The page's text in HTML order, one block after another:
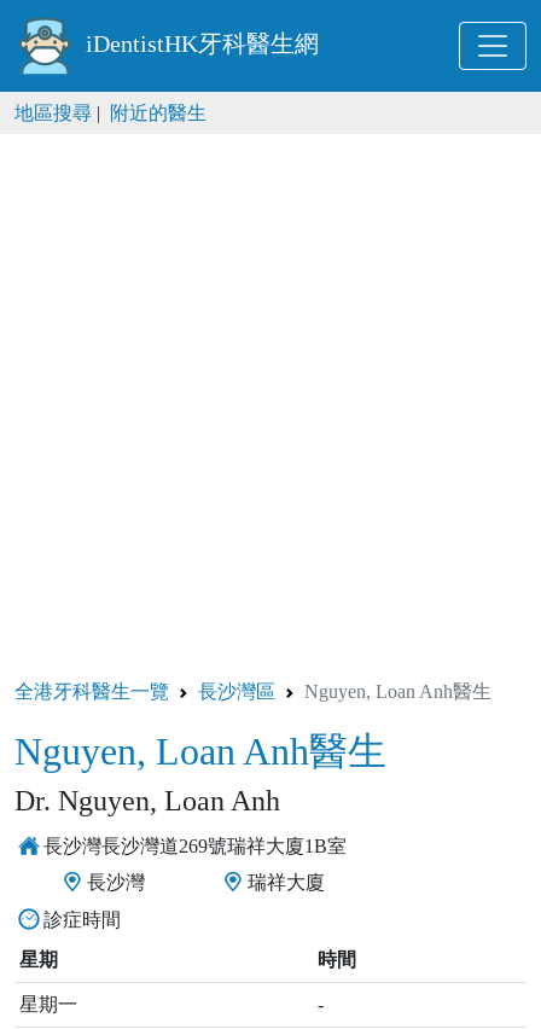
iDentistHK牙科醫生網
地區搜尋 | 附近的醫生
全港牙科醫生一覽 長沙灣區 Nguyen, Loan Anh醫生
Nguyen, Loan Anh醫生
Dr. Nguyen, Loan Anh
長沙灣長沙灣道269號瑞祥大廈1B室
長沙灣
瑞祥大廈
診症時間
星期
時間
星期一 -